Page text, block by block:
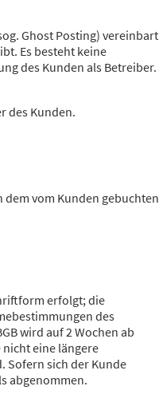
Ghost Posting) vereinbart
Es besteht keine
des Kunden als Betreiber.
des Kunden.
vom Kunden gebuchten
erfolgt; die
des
wird auf 2 Wochen ab
eine längere
Sofern sich der Kunde
abgenommen.